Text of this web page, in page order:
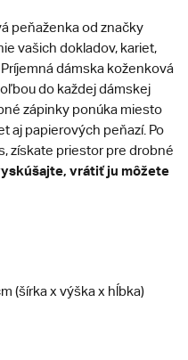
peňaženka od značky
vašich dokladov, kariet,
dámska koženková
do každej dámskej
zápinky ponúka miesto
aj papierových peňazí. Po
získate priestor pre drobné
vrátiť ju môžete
(šírka x výška x hĺbka)